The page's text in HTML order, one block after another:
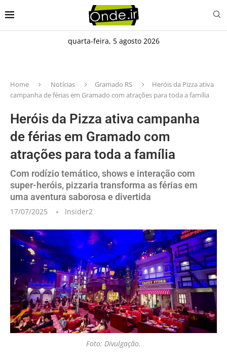
quarta-feira, 5 agosto 2026
Home Notícias Gramado RS
Heróis da Pizza ativa
campanha de férias em Gramado com atrações para toda a família
Heróis da Pizza ativa campanha
de férias em Gramado com
atrações para toda a família
Com rodízio temático, shows e interação com
super-heróis, pizzaria transforma as férias em
uma aventura saborosa e divertida
17/07/2025 Insider2
Foto: Divulgação.